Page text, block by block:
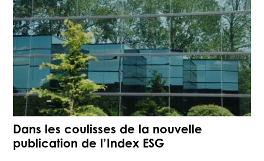
Dans les coulisses de la nouvelle
publication de l’Index ESG